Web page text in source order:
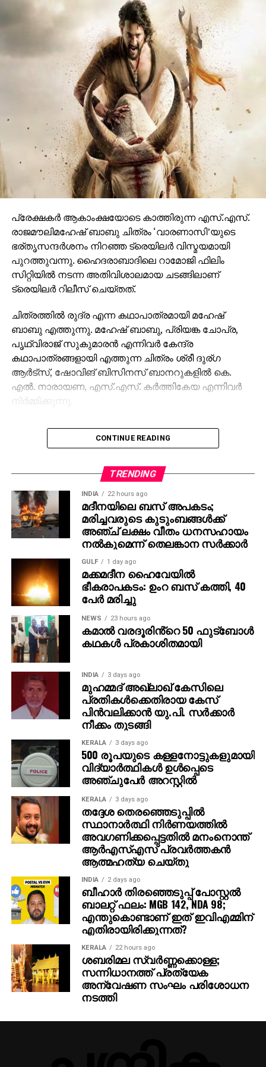
വേദിയിലും മഹേഷ് ബാബു കാളയുടെ പുറത്തു എൻട്രി
ചെയ്തപ്പോൾ അറുപത്തിനായിരത്തിൽപ്പരം കാഴ്ചക്കാർ
നിറഞ്ഞ ഇവന്റിലെ സദസ്സ് ഹർഷാരവം കൊണ്ട്
വേദിയെ ധന്യമാക്കി. ഐമാക്‌സിലാണ് ചിത്രം
ഒരുങ്ങുന്നത് എന്നതിനാല്‍ തന്നെ തിയേറ്ററുകളില്‍
ഗംഭീരമായ കാഴ്ചാനുഭൂതി
സമ്മാനിക്കുമെന്നുറപ്പാണ്.ബാഹുബലിയും ആർ ആർ
ആറും ഒരുക്കിയ രാജമൗലിയുടെ ബ്രഹ്മാണ്ഡ ചിത്രം
വാരണാസി 2027ൽ തിയേറ്ററുകളിലേക്കെത്തും. പി ആർ
ഓ ആൻഡ് മാർക്കറ്റിംഗ് സ്ട്രാറ്റജിസ്റ്റ് : പ്രതീഷ് ശേഖർ.
പ്രേക്ഷകര്‍ ആകാംക്ഷയോടെ കാത്തിരുന്ന എസ്.എസ്.
രാജമൗലിമഹേഷ് ബാബു ചിത്രം ‘വാരണാസി’യുടെ
ഭര്തൃസന്ദര്‍ശനം നിറഞ്ഞ ട്രെയിലര്‍ വിസ്മയമായി
പുറത്തുവന്നു. ഹൈദരാബാദിലെ റാമോജി ഫിലിം
സിറ്റിയില്‍ നടന്ന അതിവിശാലമായ ചടങ്ങിലാണ്
ട്രെയിലര്‍ റിലീസ് ചെയ്തത്.
ചിത്രത്തില്‍ രുദ്ര എന്ന കഥാപാത്രമായി മഹേഷ്
ബാബു എത്തുന്നു. മഹേഷ് ബാബു, പ്രിയങ്ക ചോപ്ര,
പൃഥ്വിരാജ് സുകുമാരന്‍ എന്നിവര്‍ കേന്ദ്ര
കഥാപാത്രങ്ങളായി എത്തുന്ന ചിത്രം ശ്രീ ദുര്ഗ
ആര്‍ട്‌സ്, ഷോവിങ് ബിസിനസ് ബാനറുകളില്‍ കെ.
എല്‍. നാരായണ, എസ്.എസ്. കര്‍ത്തികേയ എന്നിവര്‍
നിര്‍മ്മിക്കുന്നു.
മണിക്കൂറുകള്‍ക്കുള്ളില്‍ തന്നെ 5 മില്യണിലധികം
ട്രെന്‍ഡിങ് പട്ടികയില്‍ മുന്നിലാണ്. 130ണ്മ100 അടി
വലുപ്പത്തിലുള്ള പ്രത്യേക സ്‌ക്രീനില്‍ പ്രേക്ഷകര്‍ക്ക്
മുന്നില്‍ ട്രെയിലര്‍ പ്രദര്‍ശിപ്പിച്ചു.
ട്രെയിലര്‍ സി.ഇ. 512-ലെ വാരണാസിയുടെ
ദൃശ്യങ്ങളോടെ തുടങ്ങുന്നു. തുടര്‍ന്ന് 2027ല്‍
ഭൂമിയിലേക്ക് വരുന്നു എന്നു കാണിക്കുന്ന ‘ശാംഭവി’ എന്ന
ഛിന്നഗ്രഹം, അന്റാര്‍ട്ടിക്കയിലെ റോസ് ഐസ്
ഷെല്‍ഫ്, ആഫ്രിക്കയിലെ അംബോസെലി വനം,
ബി.സി.ഇ 7200-ലെ ലങ്കാനഗരം, വാരണാസിയിലെ
മണികര്‍ണികാ ഘട്ട് തുടങ്ങിയ ഭീമാകാര
ദൃശ്യവിശേഷങ്ങള്‍ അതിശയത്തോടെ
അവതരിപ്പിക്കുന്നു.
കയ്യില്‍ ത്രിശൂലം പിടിച്ച് കാളയുടെ പുറത്ത്
സവാരിയുമായി എത്തുന്ന രുദ്രയായി മഹേഷ്
ബാബുവിന്റെ എന്‍ട്രിയാണ് ട്രെയിലറിന്റെ ഹൈലൈറ്റ്.
അതേപോലെ, വേദിയിലേക്കും മഹേഷ് ബാബു
കാളപ്പുറത്ത് സവാരിയായി എത്തിയപ്പോള്‍ 60,000-
ത്തിലധികം പ്രേക്ഷകര്‍ കൈയ്യടി മുഴക്കി വരവേറ്റു.
ഐമാക്‌സ് ഫോര്‍മാറ്റിലാണ് ഈ ചിത്രം ഒരുക്കുന്നത്.
അതിനാല്‍ തന്നെ തിയേറ്ററുകളില്‍ അത്ഭുതകരമായ
കാഴ്ചാനുഭവം സമ്മാനിക്കുമെന്നുറപ്പ്. ബാഹുബലി,
ഞഞഞ എന്നിവയുടെ സംവിധായകന്‍ രാജമൗലിയുടെ
ഈ ബ്രഹ്‌മാണ്ഡ പ്രോജക്റ്റ് 2027-ല്‍
തിയേറ്ററുകളിലേക്ക് എത്തും.
CONTINUE READING
TRENDING
INDIA 22 hours ago
മദീനയിലെ ബസ് അപകടം;
മരിച്ചവരുടെ കുടുംബങ്ങള്‍ക്ക്
അഞ്ച് ലക്ഷം വീതം ധനസഹായം
നല്‍കുമെന്ന് തെലങ്കാന സര്‍ക്കാര്‍
GULF 1 day ago
മക്കമദീന ഹൈവേയില്‍
ഭീകരാപകടം: ഉംറ ബസ് കത്തി, 40
പേര്‍ മരിച്ചു
NEWS 23 hours ago
കമാൽ വരദൂരിൻ്റെ 50 ഫുട്ബോൾ
കഥകൾ പ്രകാശിതമായി
INDIA 3 days ago
മുഹമ്മദ് അഖ്‌ലാഖ് കേസിലെ
പ്രതികള്‍ക്കെതിരായ കേസ്
പിന്‍വലിക്കാന്‍ യു.പി. സര്‍ക്കാര്‍
നീക്കം തുടങ്ങി
KERALA 3 days ago
500 രൂപയുടെ കള്ളനോട്ടുകളുമായി
വിദ്യാര്‍ത്ഥികള്‍ ഉള്‍പ്പെടെ
അഞ്ചുപേര്‍ അറസ്റ്റില്‍
KERALA 3 days ago
തദ്ദേശ തെരഞ്ഞെടുപ്പില്‍
സ്ഥാനാര്‍ത്ഥി നിര്‍ണയത്തില്‍
അവഗണിക്കപ്പെട്ടതില്‍ മനംനൊന്ത്
ആര്‍എസ്എസ് പ്രവര്‍ത്തകന്‍
ആത്മഹത്യ ചെയ്തു
INDIA 2 days ago
ബീഹാർ തിരഞ്ഞെടുപ്പ് പോസ്റ്റൽ
ബാലറ്റ് ഫലം: MGB 142, NDA 98;
എന്തുകൊണ്ടാണ് ഇത് ഇവിഎമ്മിന്
എതിരായിരിക്കുന്നത്?
KERALA 22 hours ago
ശബരിമല സ്വര്‍ണ്ണക്കൊള്ള;
സന്നിധാനത്ത് പ്രത്യേക
അന്വേഷണ സംഘം പരിശോധന
നടത്തി